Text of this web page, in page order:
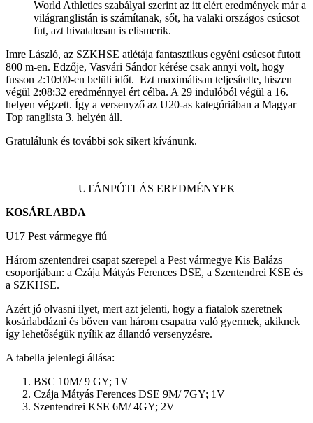
World Athletics szabályai szerint az itt elért eredmények már a
világranglistán is számítanak, sőt, ha valaki országos csúcsot
fut, azt hivatalosan is elismerik.
Imre László, az SZKHSE atlétája fantasztikus egyéni csúcsot futott
800 m-en. Edzője, Vasvári Sándor kérése csak annyi volt, hogy
fusson 2:10:00-en belüli időt. Ezt maximálisan teljesítette, hiszen
végül 2:08:32 eredménnyel ért célba. A 29 indulóból végül a 16.
helyen végzett. Így a versenyző az U20-as kategóriában a Magyar
Top ranglista 3. helyén áll.
Gratulálunk és további sok sikert kívánunk.
UTÁNPÓTLÁS EREDMÉNYEK
KOSÁRLABDA
U17 Pest vármegye fiú
Három szentendrei csapat szerepel a Pest vármegye Kis Balázs
csoportjában: a Czája Mátyás Ferences DSE, a Szentendrei KSE és
a SZKHSE.
Azért jó olvasni ilyet, mert azt jelenti, hogy a fiatalok szeretnek
kosárlabdázni és bőven van három csapatra való gyermek, akiknek
így lehetőségük nyílik az állandó versenyzésre.
A tabella jelenlegi állása:
BSC 10M/ 9 GY; 1V
Czája Mátyás Ferences DSE 9M/ 7GY; 1V
Szentendrei KSE 6M/ 4GY; 2V